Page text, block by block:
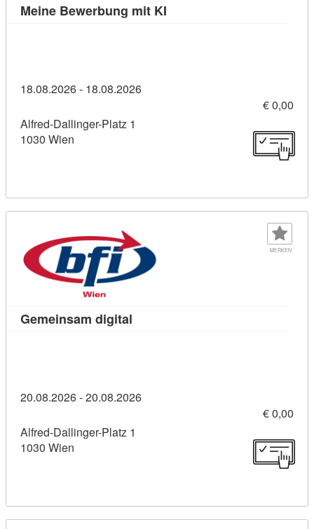
Meine Bewerbung mit KI
18.08.2026 - 18.08.2026
€ 0,00
Alfred-Dallinger-Platz 1
1030 Wien
MERKEN
Gemeinsam digital
20.08.2026 - 20.08.2026
€ 0,00
Alfred-Dallinger-Platz 1
1030 Wien